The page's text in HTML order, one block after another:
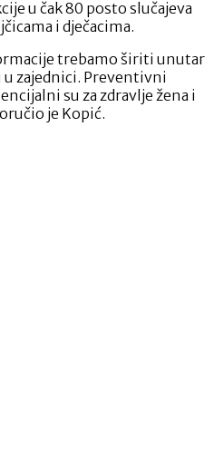
u čak 80 posto slučajeva
i dječacima.
trebamo širiti unutar
zajednici. Preventivni
su za zdravlje žena i
je Kopić.